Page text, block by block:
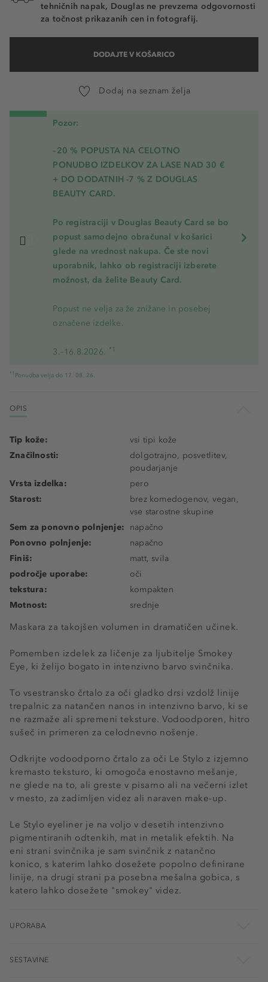
09 - Prune Radical
11 - Radiant White
tehničnih napak, Douglas ne prevzema odgovornosti
za točnost prikazanih cen in fotografij.
DODAJTE V KOŠARICO
Dodaj na seznam želja
Pozor:
–20 % POPUSTA NA CELOTNO
PONUDBO IZDELKOV ZA LASE NAD 30 €
+ DO DODATNIH -7 % Z DOUGLAS
BEAUTY CARD.
Po registraciji v Douglas Beauty Card se bo
popust samodejno obračunal v košarici
glede na vrednost nakupa. Če ste novi
uporabnik, lahko ob registraciji izberete
možnost, da želite Beauty Card.
Popust ne velja za že znižane in posebej
označene izdelke.
3.–16.8.2026. *1
*1 Ponudba velja do 17. 08. 26.
OPIS
Maskara za takojšen volumen in dramatičen učinek.
Pomemben izdelek za ličenje za ljubitelje Smokey
Eye, ki želijo bogato in intenzivno barvo svinčnika.
To vsestransko črtalo za oči gladko drsi vzdolž linije
trepalnic za natančen nanos in intenzivno barvo, ki se
ne razmaže ali spremeni teksture. Vodoodporen, hitro
sušeč in primeren za celodnevno nošenje.
Odkrijte vodoodporno črtalo za oči Le Stylo z izjemno
kremasto teksturo, ki omogoča enostavno mešanje,
ne glede na to, ali greste v pisarno ali na večerni izlet
v mesto, za zadimljen videz ali naraven make-up.
Le Stylo eyeliner je na voljo v desetih intenzivno
pigmentiranih odtenkih, mat in metalik efektih. Na
eni strani svinčnika je sam svinčnik z natančno
konico, s katerim lahko dosežete popolno definirane
linije, na drugi strani pa posebna mešalna gobica, s
katero lahko dosežete "smokey" videz.
Tip kože:
vsi tipi kože
Značilnosti:
dolgotrajno, posvetlitev,
poudarjanje
Vrsta izdelka:
pero
Starost:
brez komedogenov, vegan,
vse starostne skupine
Sem za ponovno polnjenje:
napačno
Ponovno polnjenje:
napačno
Finiš:
matt, svila
področje uporabe:
oči
tekstura:
kompakten
Motnost:
srednje
UPORABA
SESTAVINE